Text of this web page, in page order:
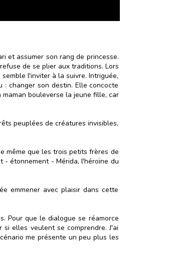
et assumer son rang de princesse.
de se plier aux traditions. Lors
l'inviter à la suivre. Intriguée,
changer son destin. Elle concocte
bouleverse la jeune fille, car
peuplées de créatures invisibles,
même que les trois petits frères de
- étonnement - Mérida, l'héroïne du
emmener avec plaisir dans cette
Pour que le dialogue se réamorce
elles veulent se comprendre. J'ai
me présente un peu plus les